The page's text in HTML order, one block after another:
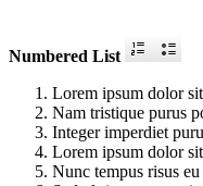
Numbered List
Lorem ipsum dolor
Nam tristique purus
Integer imperdiet
Lorem ipsum dolor
Nunc tempus risus